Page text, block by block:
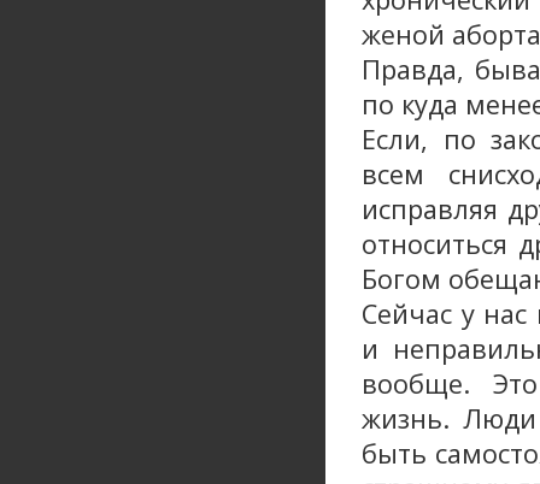
женой
Правда,
по куда
Если, по
всем
исправляя
относиться
Богом
Сейчас у
и
вообще.
жизнь. Люди
быть